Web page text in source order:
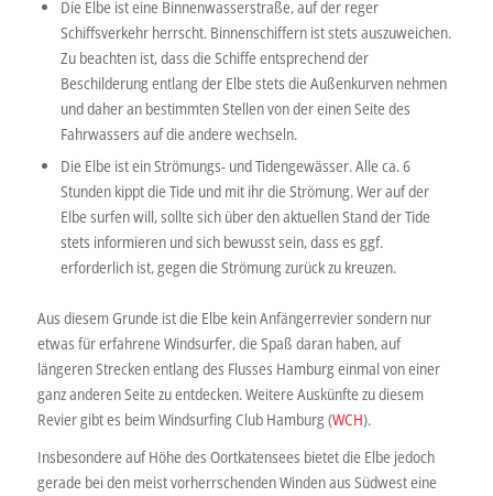
Die Elbe ist eine Binnenwasserstraße, auf der reger
Schiffsverkehr herrscht. Binnenschiffern ist stets auszuweichen.
Zu beachten ist, dass die Schiffe entsprechend der
Beschilderung entlang der Elbe stets die Außenkurven nehmen
und daher an bestimmten Stellen von der einen Seite des
Fahrwassers auf die andere wechseln.
Die Elbe ist ein Strömungs- und Tidengewässer. Alle ca. 6
Stunden kippt die Tide und mit ihr die Strömung. Wer auf der
Elbe surfen will, sollte sich über den aktuellen Stand der Tide
stets informieren und sich bewusst sein, dass es ggf.
erforderlich ist, gegen die Strömung zurück zu kreuzen.
Aus diesem Grunde ist die Elbe kein Anfängerrevier sondern nur
etwas für erfahrene Windsurfer, die Spaß daran haben, auf
längeren Strecken entlang des Flusses Hamburg einmal von einer
ganz anderen Seite zu entdecken. Weitere Auskünfte zu diesem
Revier gibt es beim Windsurfing Club Hamburg (WCH).
Insbesondere auf Höhe des Oortkatensees bietet die Elbe jedoch
gerade bei den meist vorherrschenden Winden aus Südwest eine